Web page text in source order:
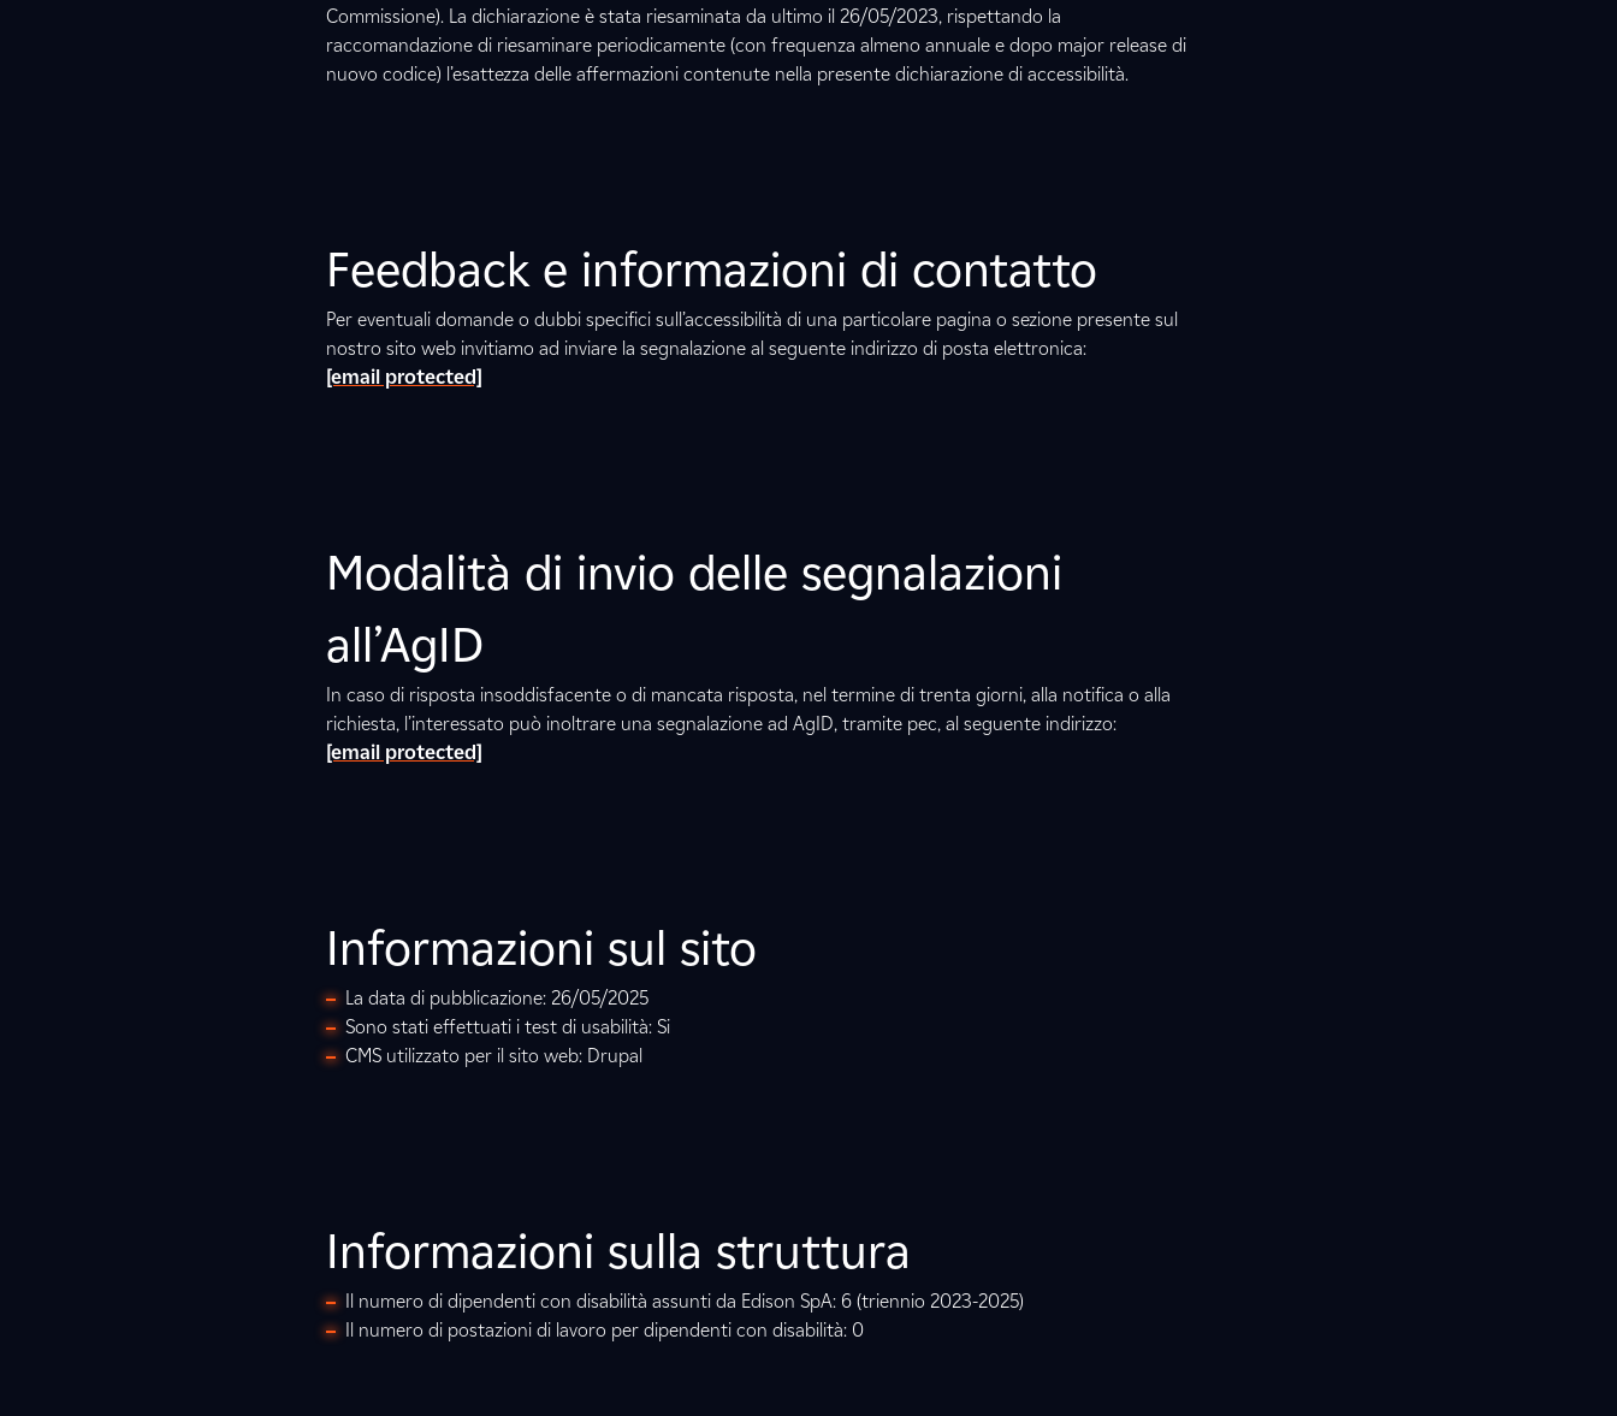
Commissione). La dichiarazione è stata riesaminata da ultimo il 26/05/2023, rispettando la
raccomandazione di riesaminare periodicamente (con frequenza almeno annuale e dopo major release di
nuovo codice) l’esattezza delle affermazioni contenute nella presente dichiarazione di accessibilità.
Feedback e informazioni di contatto
Per eventuali domande o dubbi specifici sull’accessibilità di una particolare pagina o sezione presente sul
nostro sito web invitiamo ad inviare la segnalazione al seguente indirizzo di posta elettronica:
[email protected]
Modalità di invio delle segnalazioni
all’AgID
In caso di risposta insoddisfacente o di mancata risposta, nel termine di trenta giorni, alla notifica o alla
richiesta, l’interessato può inoltrare una segnalazione ad AgID, tramite pec, al seguente indirizzo:
[email protected]
Informazioni sul sito
La data di pubblicazione: 26/05/2025
Sono stati effettuati i test di usabilità: Si
CMS utilizzato per il sito web: Drupal
Informazioni sulla struttura
Il numero di dipendenti con disabilità assunti da Edison SpA: 6 (triennio 2023-2025)
Il numero di postazioni di lavoro per dipendenti con disabilità: 0